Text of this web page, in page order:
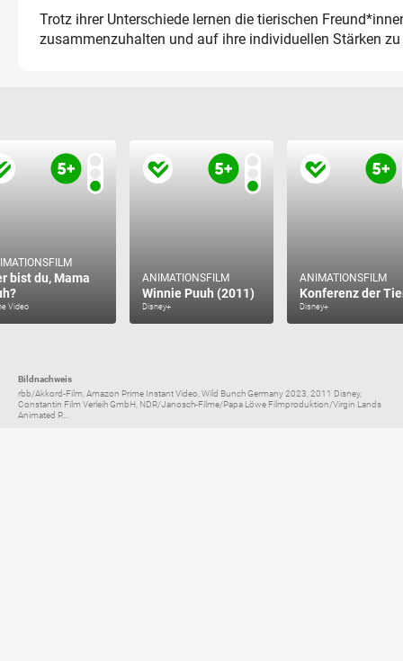
Trotz ihrer Unterschiede lernen die tierischen
zusammenzuhalten und auf ihre individuellen Stärken zu
bist du, Mama
Video
ANIMATIONSFILM
Winnie Puuh (2011)
Disney+
ANIMATIONSFILM
Konferenz der
Disney+
Bildnachweis
rbb/Akkord-Film, Amazon Prime Instant Video, Wild Bunch Germany 2023, 2011 Disney,
Constantin Film Verleih GmbH, NDR/Janosch-Filme/Papa Löwe Filmproduktion/Virgin Lands
Animated P....